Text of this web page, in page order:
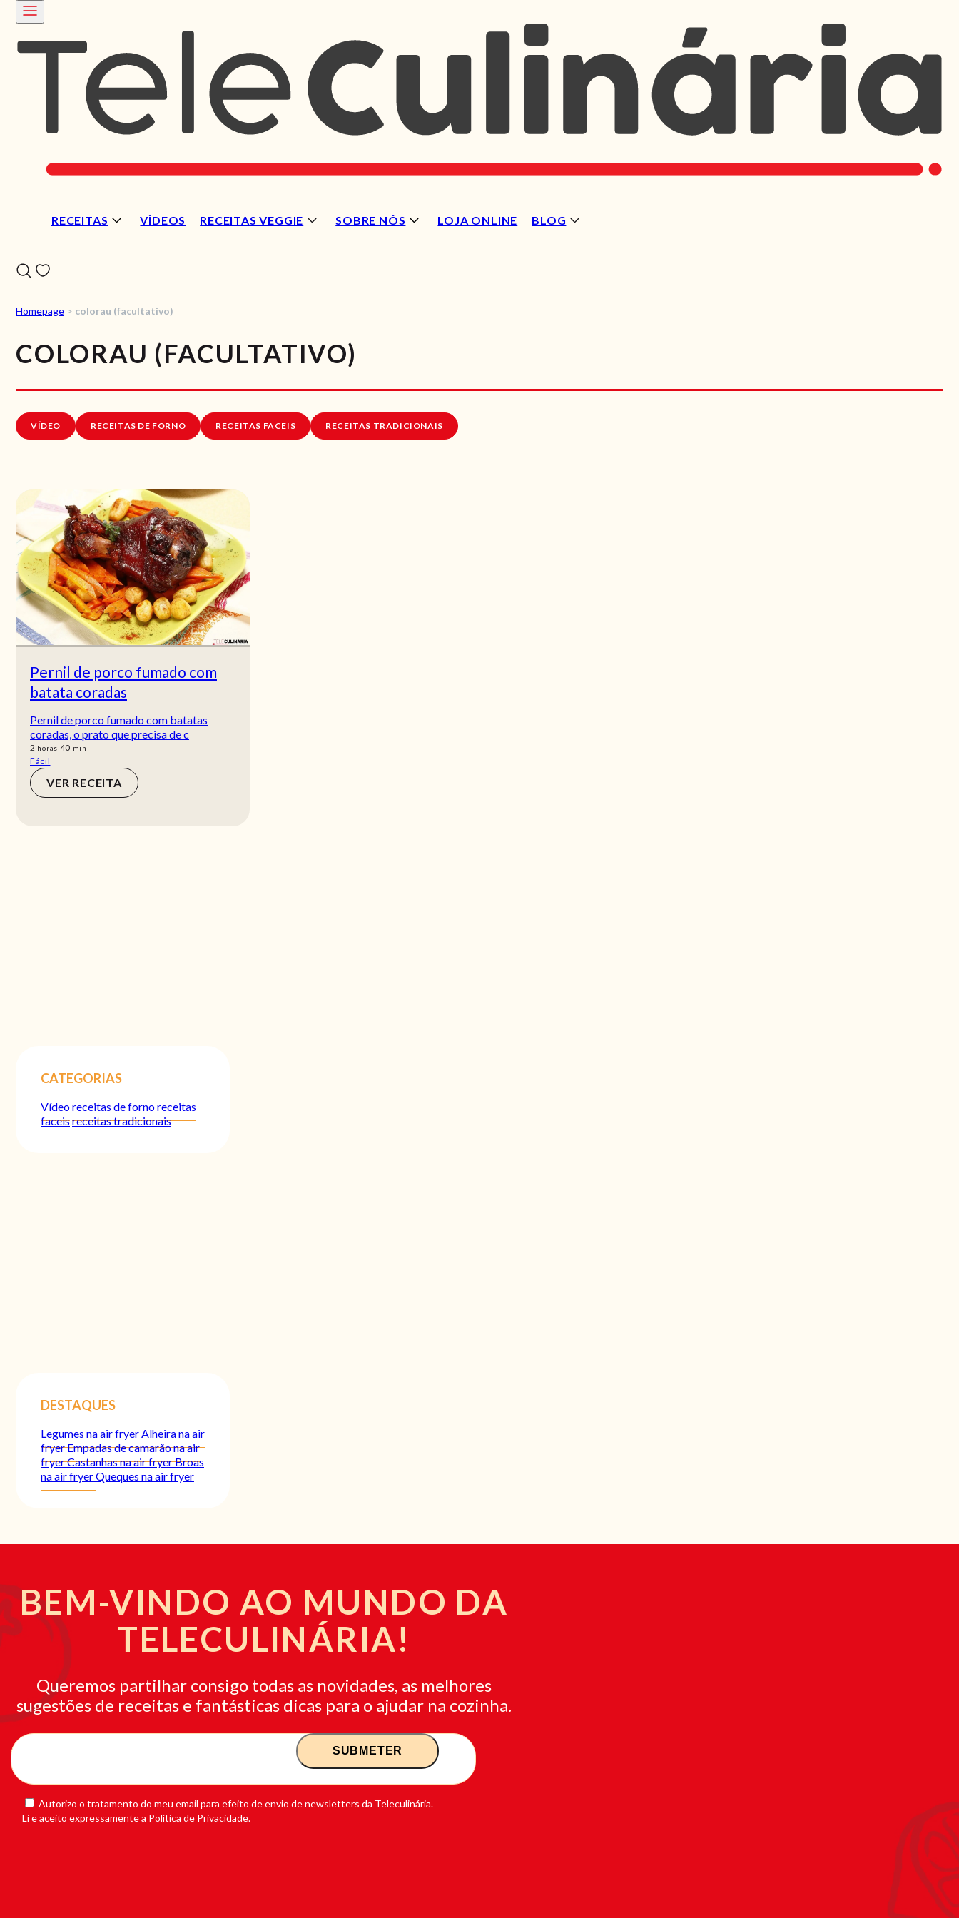
RECEITAS VÍDEOS RECEITAS VEGGIE SOBRE NÓS LOJA ONLINE BLOG
Homepage > colorau (facultativo)
COLORAU (FACULTATIVO)
VÍDEO RECEITAS DE FORNO RECEITAS FACEIS RECEITAS TRADICIONAIS
Pernil de porco fumado com
batata coradas
Pernil de porco fumado com batatas
coradas, o prato que precisa de c
2 horas
horas 40 min
min
Fácil
VER RECEITA
CATEGORIAS
Vídeoreceitas de fornoreceitas
faceisreceitas tradicionais
DESTAQUES
Legumes na air fryerAlheira na air
fryerEmpadas de camarão na air
fryerCastanhas na air fryerBroas
na air fryerQueques na air fryer
BEM-VINDO AO MUNDO DA
TELECULINÁRIA!
Queremos partilhar consigo todas as novidades, as melhores
sugestões de receitas e fantásticas dicas para o ajudar na cozinha.
Autorizo o tratamento do meu email para efeito de envio de newsletters da Teleculinária.
Li e aceito expressamente a Política de Privacidade.